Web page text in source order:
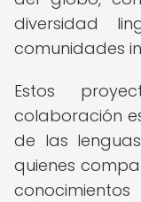
diversidad
comunidades
Estos
colaboración
de las
quienes